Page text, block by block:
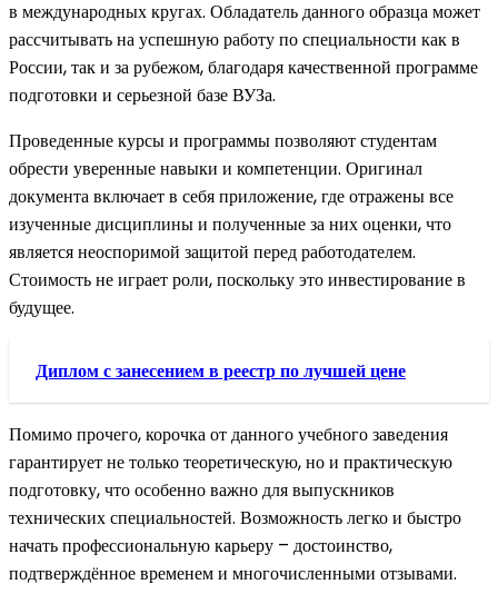
в международных кругах. Обладатель данного образца может
рассчитывать на успешную работу по специальности как в
России, так и за рубежом, благодаря качественной программе
подготовки и серьезной базе ВУЗа.
Проведенные курсы и программы позволяют студентам
обрести уверенные навыки и компетенции. Оригинал
документа включает в себя приложение, где отражены все
изученные дисциплины и полученные за них оценки, что
является неоспоримой защитой перед работодателем.
Стоимость не играет роли, поскольку это инвестирование в
будущее.
Диплом с занесением в реестр по лучшей цене
Помимо прочего, корочка от данного учебного заведения
гарантирует не только теоретическую, но и практическую
подготовку, что особенно важно для выпускников
технических специальностей. Возможность легко и быстро
начать профессиональную карьеру – достоинство,
подтверждённое временем и многочисленными отзывами.